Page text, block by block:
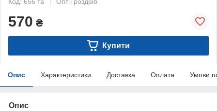
570 ₴
Купити
Опис Характеристики Доставка Оплата Умови
Опис